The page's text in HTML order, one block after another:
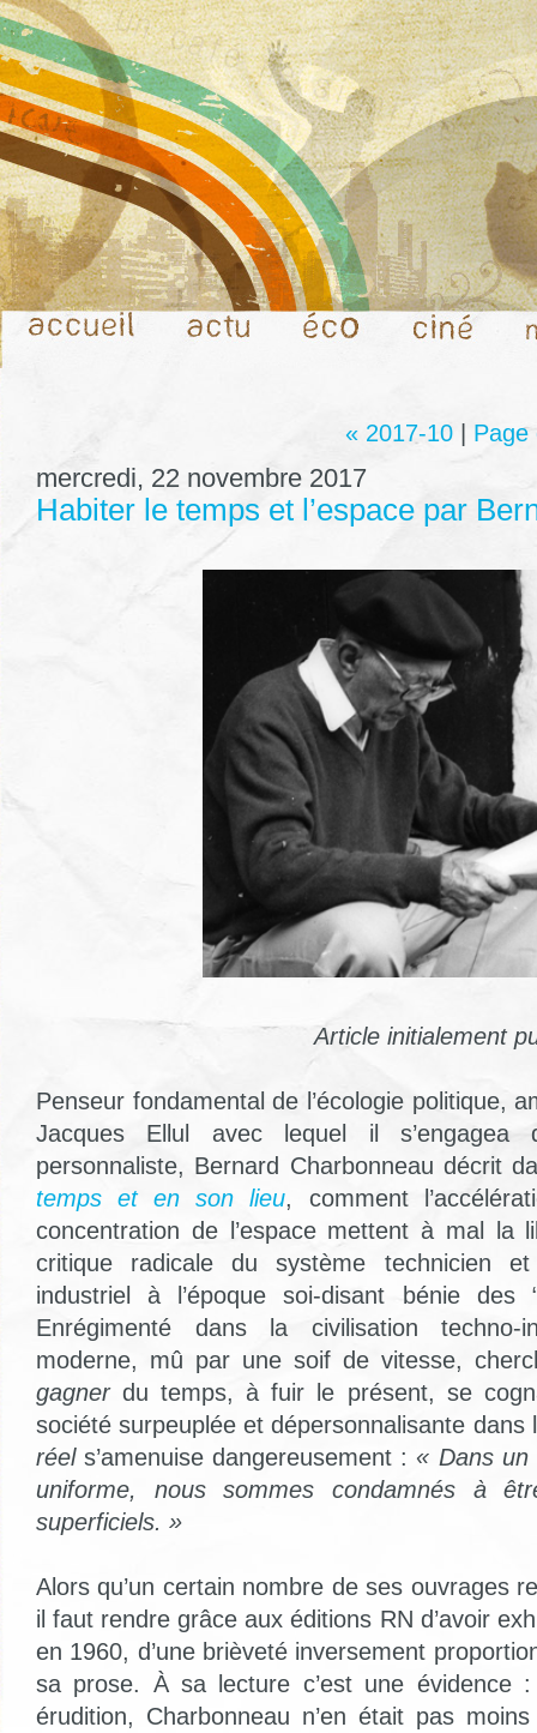
« 2017-10 Page
mercredi, 22 novembre 2017
Habiter le temps et l’espace par
Article initialement
Penseur fondamental de l’écologie politique,
Jacques Ellul avec lequel il s’engagea
personnaliste, Bernard Charbonneau décrit
temps et en son lieu, comment
concentration de l’espace mettent à mal la
critique radicale du système technicien et
industriel à l’époque soi-disant bénie des
Enrégimenté dans la civilisation techno-
moderne, mû par une soif de vitesse,
gagnerdu temps, à fuir le présent, se
société surpeuplée et dépersonnalisante dans
réels’amenuise dangereusement : « Dans un
uniforme, nous sommes condamnés à
superficiels. »
Alors qu’un certain nombre de ses ouvrages
il faut rendre grâce aux éditions RN d’avoir
en 1960, d’une brièveté inversement
sa prose. À sa lecture c’est une évidence :
érudition, Charbonneau n’en était pas